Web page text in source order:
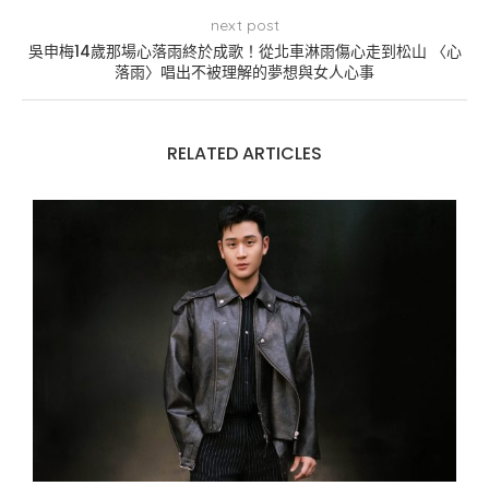
next post
吳申梅14歲那場心落雨終於成歌！從北車淋雨傷心走到松山 〈心
落雨〉唱出不被理解的夢想與女人心事
RELATED ARTICLES